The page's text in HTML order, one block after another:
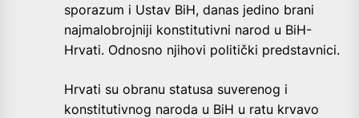
sporazum i Ustav BiH, danas jedino brani
najmalobrojniji konstitutivni narod u BiH-
Hrvati. Odnosno njihovi politički predstavnici.
Hrvati su obranu statusa suverenog i
konstitutivnog naroda u BiH u ratu krvavo